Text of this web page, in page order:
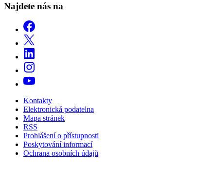
Najdete nás na
Kontakty
Elektronická podatelna
Mapa stránek
RSS
Prohlášení o přístupnosti
Poskytování informací
Ochrana osobních údajů